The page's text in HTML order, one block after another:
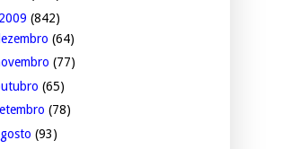
2009 (842)
(64)
(77)
(65)
(78)
(93)